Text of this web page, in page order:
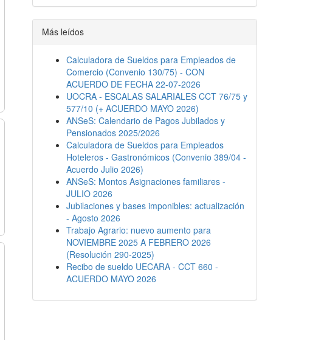
Descanso semanal
Embargos
Más leídos
Calculadora de Sueldos para Empleados de
Comercio (Convenio 130/75) - CON
ACUERDO DE FECHA 22-07-2026
UOCRA - ESCALAS SALARIALES CCT 76/75 y
577/10 (+ ACUERDO MAYO 2026)
ANSeS: Calendario de Pagos Jubilados y
Pensionados 2025/2026
Calculadora de Sueldos para Empleados
Hoteleros - Gastronómicos (Convenio 389/04 -
Acuerdo Julio 2026)
ANSeS: Montos Asignaciones familiares -
JULIO 2026
Jubilaciones y bases imponibles: actualización
- Agosto 2026
Trabajo Agrario: nuevo aumento para
NOVIEMBRE 2025 A FEBRERO 2026
(Resolución 290-2025)
Recibo de sueldo UECARA - CCT 660 -
ACUERDO MAYO 2026